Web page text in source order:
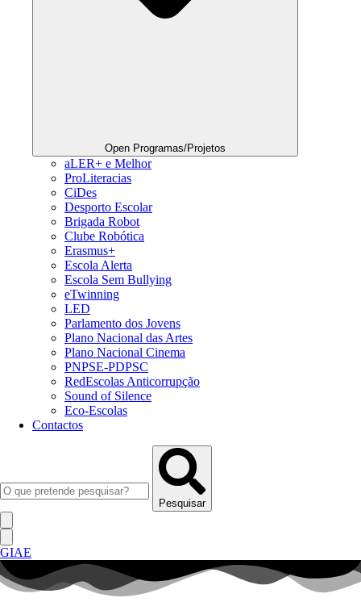
Open Programas/Projetos
aLER+ e Melhor
ProLiteracias
CiDes
Desporto Escolar
Brigada Robot
Clube Robótica
Erasmus+
Escola Alerta
Escola Sem Bullying
eTwinning
LED
Parlamento dos Jovens
Plano Nacional das Artes
Plano Nacional Cinema
PNPSE-PDPSC
RedEscolas Anticorrupção
Sound of Silence
Eco-Escolas
Contactos
Pesquisar
GIAE